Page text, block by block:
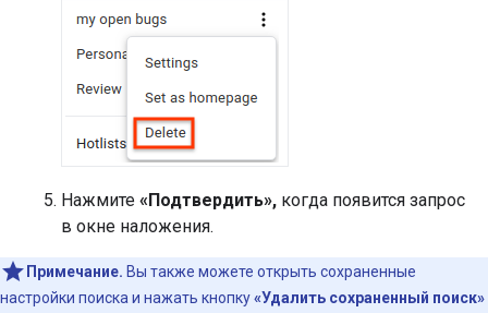
Нажмите «Подтвердить», когда появится запрос
в окне наложения.
Примечание. Вы также можете открыть сохраненные
настройки поиска и нажать кнопку«Удалить сохраненный поиск»